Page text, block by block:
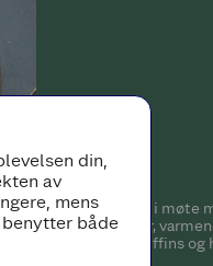
Gå høsten i møte
høstgryter,
blåbærmuffins og
din,
av
mens
både